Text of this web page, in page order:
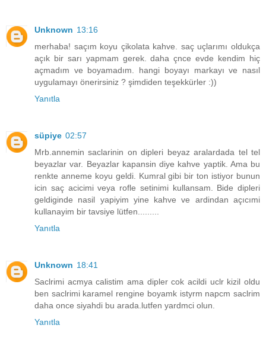
Unknown 13:16
merhaba! saçım koyu çikolata kahve. saç uçlarımı oldukça
açık bir sarı yapmam gerek. daha çnce evde kendim hiç
açmadım ve boyamadım. hangi boyayı markayı ve nasıl
uygulamayı önerirsiniz ? şimdiden teşekkürler :))
Yanıtla
süpiye 02:57
Mrb.annemin saclarinin on dipleri beyaz aralardada tel tel
beyazlar var. Beyazlar kapansin diye kahve yaptik. Ama bu
renkte anneme koyu geldi. Kumral gibi bir ton istiyor bunun
icin saç acicimi veya rofle setinimi kullansam. Bide dipleri
geldiginde nasil yapiyim yine kahve ve ardindan açıcımi
kullanayim bir tavsiye lütfen.........
Yanıtla
Unknown 18:41
Saclrimi acmya calistim ama dipler cok acildi uclr kizil oldu
ben saclrimi karamel rengine boyamk istyrm napcm saclrim
daha once siyahdi bu arada.lutfen yardmci olun.
Yanıtla